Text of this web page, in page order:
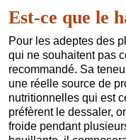
Est-ce que le
Pour les adeptes des
qui ne souhaitent pas
recommandé. Sa
une réelle source de
nutritionnelles qui est
préfèrent le dessaler,
froide pendant